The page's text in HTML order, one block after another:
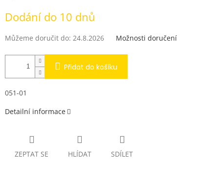
cena:
Dodání do 10 dnů
Můžeme doručit do: 24.8.2026 Možnosti doručení
Přidat do košíku
051-01
Detailní informace
ZEPTAT SE HLÍDAT SDÍLET